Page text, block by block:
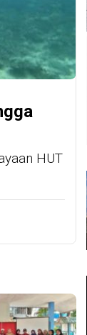
HUT